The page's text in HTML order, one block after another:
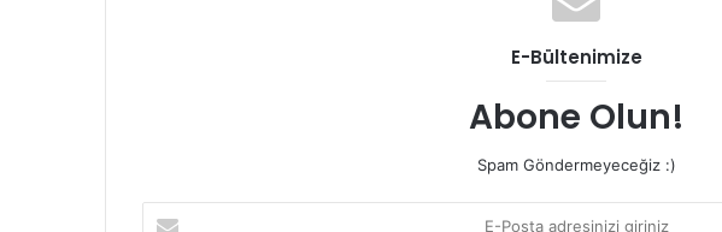
E-Bültenimize
Abone Olun!
Spam Göndermeyeceğiz :)